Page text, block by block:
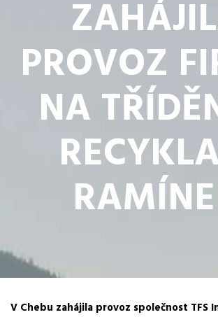
PROVOZ
NA
V Chebu zahájila provoz společnost TFS